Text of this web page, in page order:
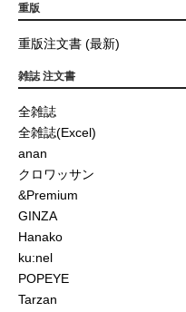
重版
重版注文書 (最新)
雑誌 注文書
全雑誌
全雑誌(Excel)
anan
クロワッサン
&Premium
GINZA
Hanako
ku:nel
POPEYE
Tarzan